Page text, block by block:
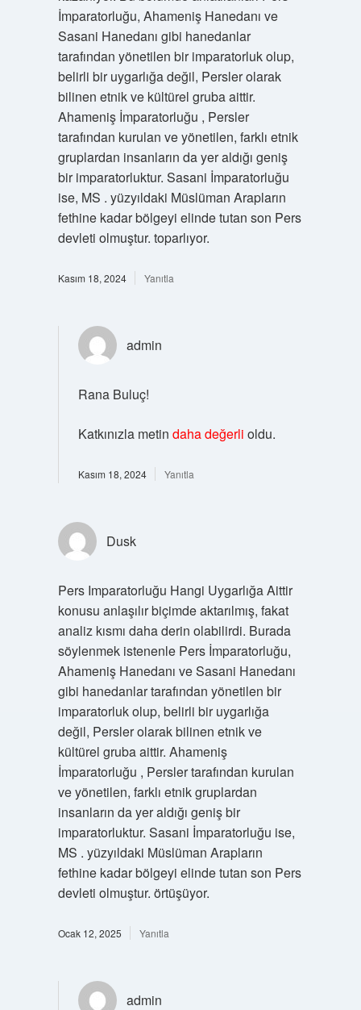
İmparatorluğu, Ahameniş Hanedanı ve
Sasani Hanedanı gibi hanedanlar
tarafından yönetilen bir imparatorluk olup,
belirli bir uygarlığa değil, Persler olarak
bilinen etnik ve kültürel gruba aittir.
Ahameniş İmparatorluğu , Persler
tarafından kurulan ve yönetilen, farklı etnik
gruplardan insanların da yer aldığı geniş
bir imparatorluktur. Sasani İmparatorluğu
ise, MS . yüzyıldaki Müslüman Arapların
fethine kadar bölgeyi elinde tutan son Pers
devleti olmuştur. toparlıyor.
Kasım 18, 2024 Yanıtla
admin
Rana Buluç!
Katkınızla metin daha değerli oldu.
Kasım 18, 2024 Yanıtla
Dusk
Pers Imparatorluğu Hangi Uygarlığa Aittir
konusu anlaşılır biçimde aktarılmış, fakat
analiz kısmı daha derin olabilirdi. Burada
söylenmek istenenle Pers İmparatorluğu,
Ahameniş Hanedanı ve Sasani Hanedanı
gibi hanedanlar tarafından yönetilen bir
imparatorluk olup, belirli bir uygarlığa
değil, Persler olarak bilinen etnik ve
kültürel gruba aittir. Ahameniş
İmparatorluğu , Persler tarafından kurulan
ve yönetilen, farklı etnik gruplardan
insanların da yer aldığı geniş bir
imparatorluktur. Sasani İmparatorluğu ise,
MS . yüzyıldaki Müslüman Arapların
fethine kadar bölgeyi elinde tutan son Pers
devleti olmuştur. örtüşüyor.
Ocak 12, 2025 Yanıtla
admin